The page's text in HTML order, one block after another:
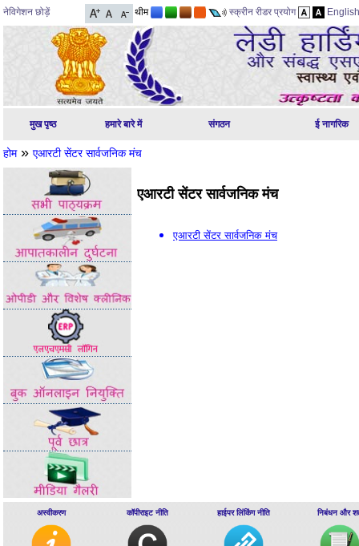
नेविगेशन छोड़ें थीम स्क्रीन रीडर प्रयोग English
मुख पृष्ठ हमारे बारे में संगठन ई नागरिक
होम» एआरटी सेंटर सार्वजनिक मंच
एआरटी सेंटर सार्वजनिक मंच
एआरटी सेंटर सार्वजनिक मंच
अस्वीकरण कॉपीराइट नीति हाईपर लिंकिंग नीति निबंधन और